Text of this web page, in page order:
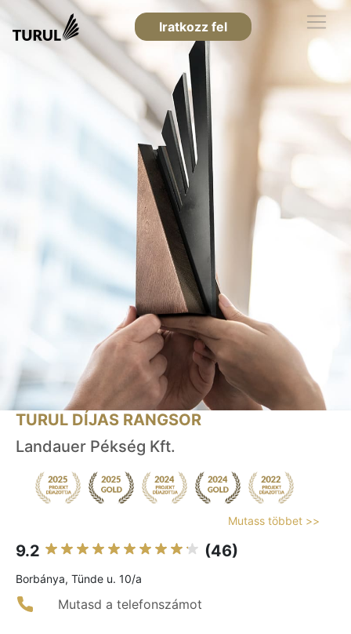
Iratkozz fel
TURUL DÍJAS RANGSOR
Landauer Pékség Kft.
Mutass többet >>
9.2 (46)
Borbánya, Tünde u. 10/a
Mutasd a telefonszámot